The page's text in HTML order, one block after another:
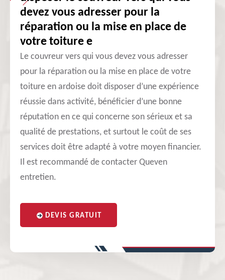
devez vous adresser pour la
réparation ou la mise en place de
votre toiture e
Le couvreur vers qui vous devez vous adresser
pour la réparation ou la mise en place de votre
toiture en ardoise doit disposer d’une expérience
réussie dans activité, bénéficier d’une bonne
réputation en ce qui concerne son sérieux et sa
qualité de prestations, et surtout le coût de ses
services doit être adapté à votre moyen financier.
Il est recommandé de contacter Queven
entretien.
DEVIS GRATUIT